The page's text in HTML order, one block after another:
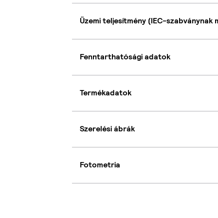
Üzemi teljesítmény (IEC-szabványnak
Fenntarthatósági adatok
Termékadatok
Szerelési ábrák
Fotometria